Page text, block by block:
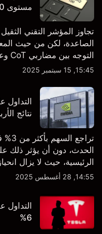
مستوى 24,000
تجاوز المؤشر التقني
الصاعدة، لكن من حيث
التوجه بين مضاربي CoT وعملاء Capital.com.
15:45, 15 سبتمبر 2025
نتائج
الحدث، دون أن يؤثر ذلك
الرئيسية، حيث لا يزال
الشراء المفرط.
14:55, 28 أغسطس 2025
6%